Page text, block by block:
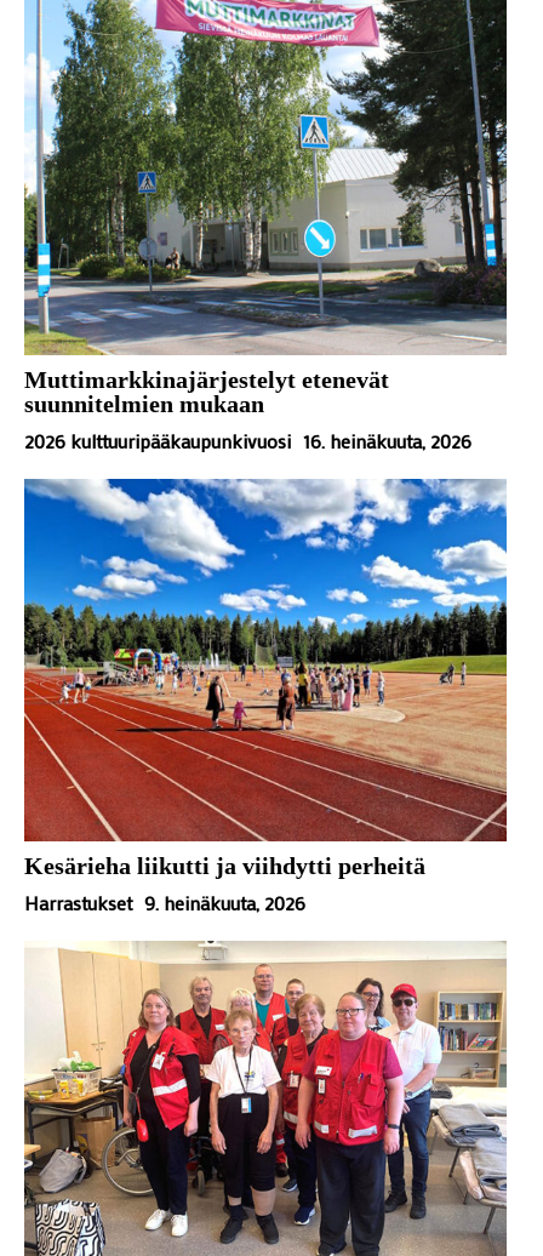
Muttimarkkinajärjestelyt etenevät
suunnitelmien mukaan
2026 kulttuuripääkaupunkivuosi 16. heinäkuuta, 2026
Kesärieha liikutti ja viihdytti perheitä
Harrastukset 9. heinäkuuta, 2026